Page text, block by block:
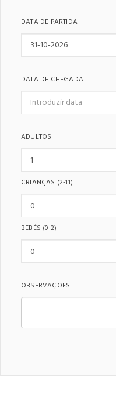
DATA DE PARTIDA
DATA DE CHEGADA
ADULTOS
CRIANÇAS (2-11)
BEBÉS (0-2)
OBSERVAÇÕES